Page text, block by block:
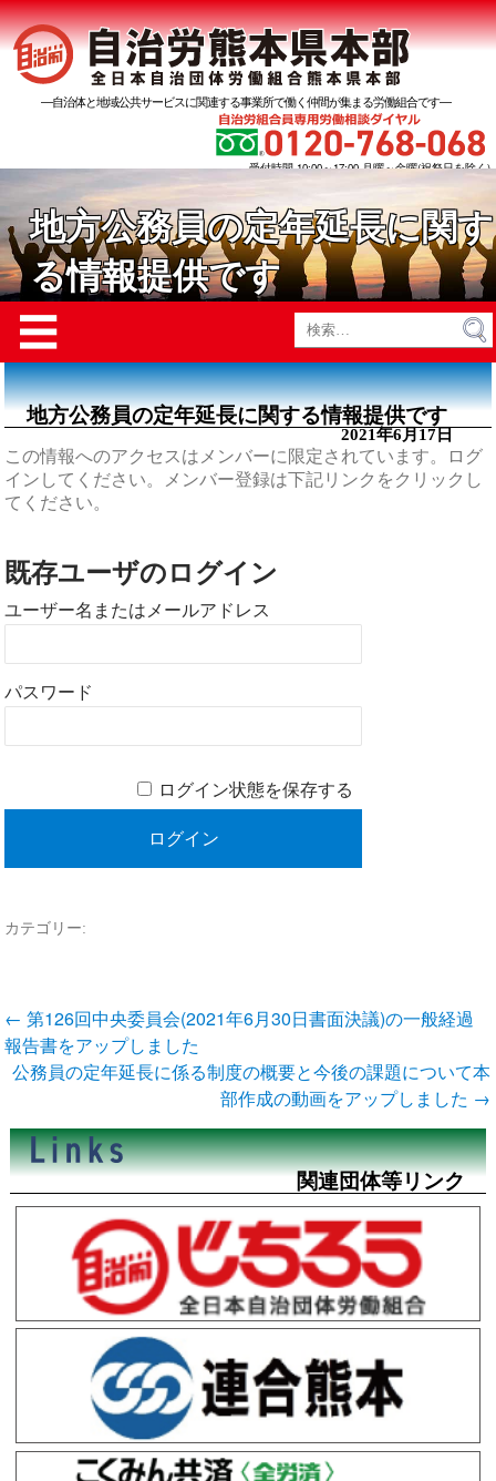
―自治体と地域公共サービスに関連する事業所で働く仲間が集まる労働組合です―
受付時間 10:00～17:00 月曜～金曜(祝祭日を除く)
地方公務員の定年延長に関す
る情報提供です
☰
検
索:
地方公務員の定年延長に関する情報提供です
2021年6月17日
この情報へのアクセスはメンバーに限定されています。ログ
インしてください。メンバー登録は下記リンクをクリックし
てください。
既存ユーザのログイン
ユーザー名またはメールアドレス
パスワード
ログイン状態を保存する
カテゴリー:
投
稿
ナ
ビ
シ
ョ
← 第126回中央委員会(2021年6月30日書面決議)の一般経過
報告書をアップしました
公務員の定年延長に係る制度の概要と今後の課題について本
部作成の動画をアップしました →
関連団体等リンク